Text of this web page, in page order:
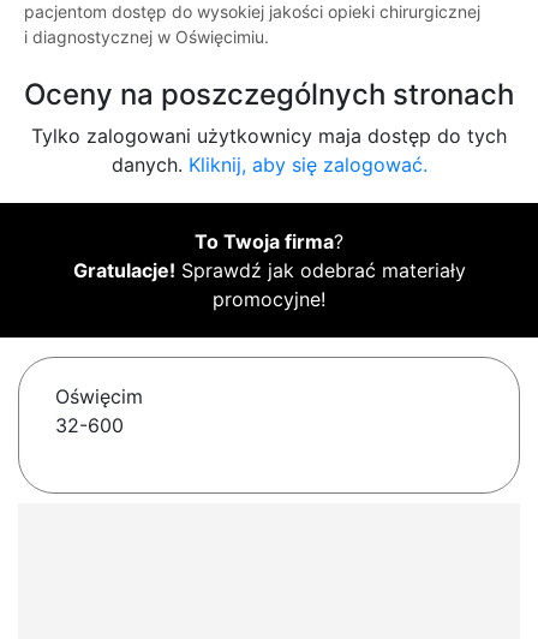
pacjentom dostęp do wysokiej jakości opieki chirurgicznej
i diagnostycznej w Oświęcimiu.
Oceny na poszczególnych stronach
Tylko zalogowani użytkownicy maja dostęp do tych
danych. Kliknij, aby się zalogować.
To Twoja firma?
Gratulacje! Sprawdź jak odebrać materiały
promocyjne!
Oświęcim
32-600